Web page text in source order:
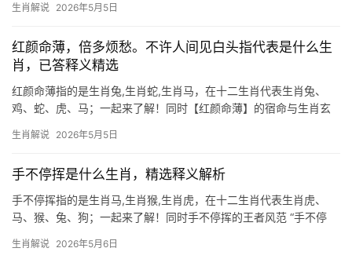
指在特定时机下，某些生肖会迎来转折，本文将解读三个与机遇紧
生肖解说 2026年5月5日
红颜命薄，倍多烦愁。不许人间见白头指代表是什么生
肖，已答释义精选
红颜命薄指的是生肖兔,生肖蛇,生肖马，在十二生肖代表生肖兔、
鸡、蛇、虎、马；一起来了解！同时【红颜命薄】的宿命与生肖玄
语暗指生肖兔——卯木为阴，性柔易折，恰似春花早凋，古籍有
生肖解说 2026年5月5日
手不停挥是什么生肖，精选释义解析
手不停挥指的是生肖马,生肖猴,生肖虎，在十二生肖代表生肖虎、
马、猴、兔、狗；一起来了解！同时手不停挥的王者风范 “手不停
现这一特质，虎为百兽之王，天生具有领袖气质，行动力极强，从
生肖解说 2026年5月6日